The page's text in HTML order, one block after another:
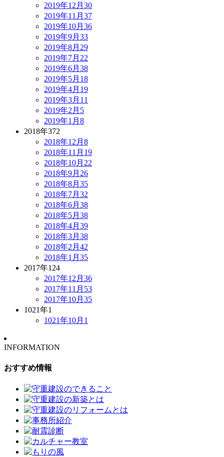
2019年12月 30
2019年11月 37
2019年10月 36
2019年9月 33
2019年8月 29
2019年7月 22
2019年6月 38
2019年5月 18
2019年4月 19
2019年3月 11
2019年2月 5
2019年1月 8
2018年372
2018年12月 8
2018年11月 19
2018年10月 22
2018年9月 26
2018年8月 35
2018年7月 32
2018年6月 38
2018年5月 38
2018年4月 39
2018年3月 38
2018年2月 42
2018年1月 35
2017年124
2017年12月 36
2017年11月 53
2017年10月 35
1021年1
1021年10月 1
INFORMATION
おすすめ情報